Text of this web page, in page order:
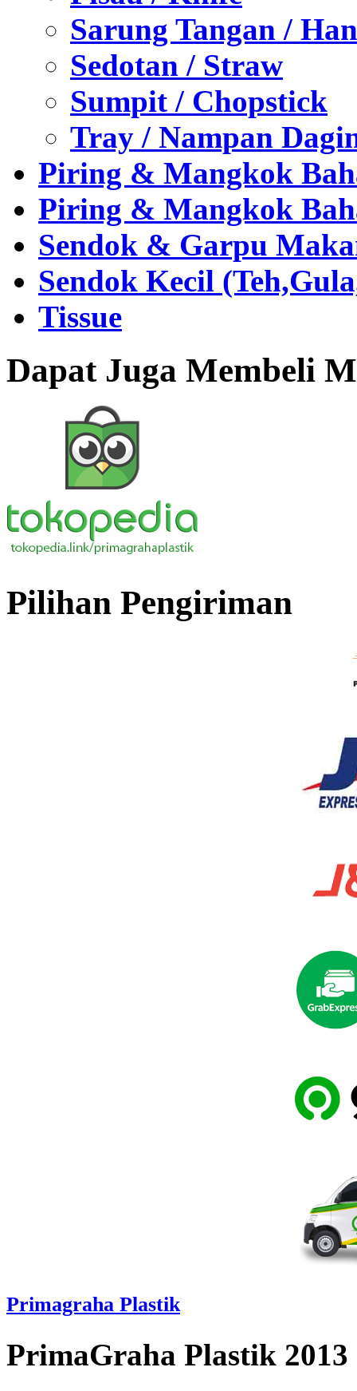
Sarung Tangan /
Sedotan / Straw
Sumpit / Chopstick
Tray / Nampan
Piring & Mangkok
Piring & Mangkok
Sendok & Garpu
Sendok Kecil
Tissue
Dapat Juga Membeli
Pilihan Pengiriman
Primagraha Plastik
PrimaGraha Plastik 2013